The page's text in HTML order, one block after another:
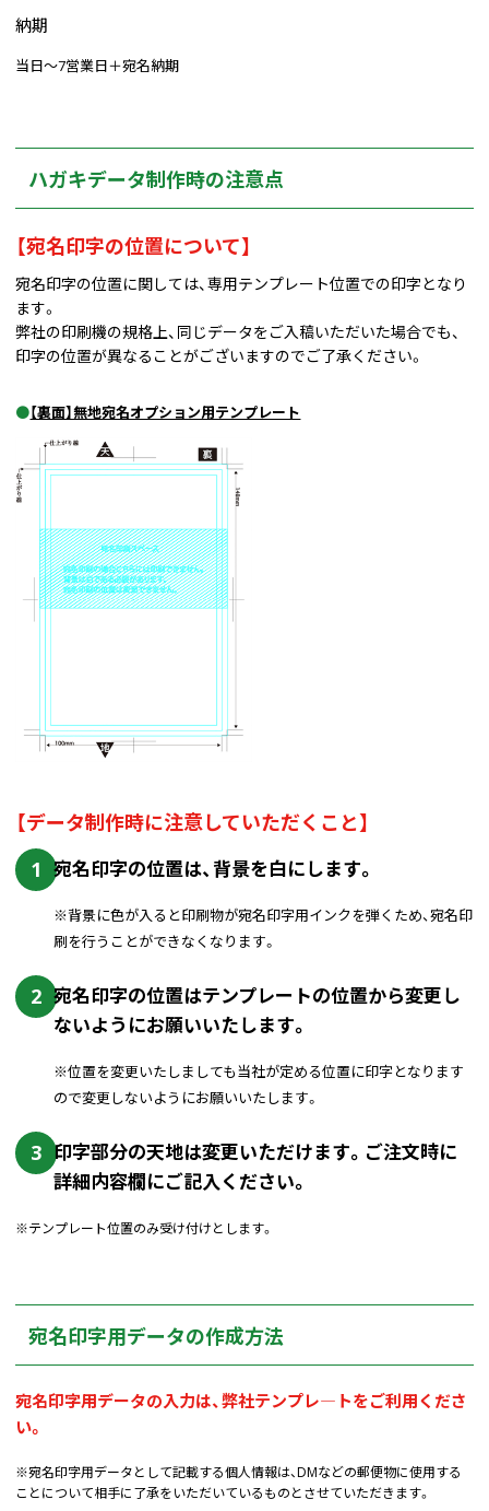
納期
当日～7営業日＋宛名納期
ハガキデータ制作時の注意点
【宛名印字の位置について】
宛名印字の位置に関しては、専用テンプレート位置での印字となり
ます。
弊社の印刷機の規格上、同じデータをご入稿いただいた場合でも、
印字の位置が異なることがございますのでご了承ください。
●【裏面】無地宛名オプション用テンプレート
【データ制作時に注意していただくこと】
1 宛名印字の位置は、背景を白にします。
※背景に色が入ると印刷物が宛名印字用インクを弾くため、宛名印
刷を行うことができなくなります。
2 宛名印字の位置はテンプレートの位置から変更し
ないようにお願いいたします。
※位置を変更いたしましても当社が定める位置に印字となります
ので変更しないようにお願いいたします。
3 印字部分の天地は変更いただけます。ご注文時に
詳細内容欄にご記入ください。
※テンプレート位置のみ受け付けとします。
宛名印字用データの作成方法
宛名印字用データの入力は、弊社テンプレ―トをご利用くださ
い。
※宛名印字用データとして記載する個人情報は、DMなどの郵便物に使用する
ことについて相手に了承をいただいているものとさせていただきます。